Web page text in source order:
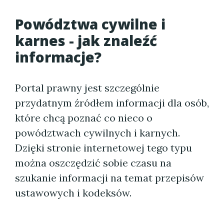
Powództwa cywilne i
karnes - jak znaleźć
informacje?
Portal prawny jest szczególnie
przydatnym źródłem informacji dla osób,
które chcą poznać co nieco o
powództwach cywilnych i karnych.
Dzięki stronie internetowej tego typu
można oszczędzić sobie czasu na
szukanie informacji na temat przepisów
ustawowych i kodeksów.